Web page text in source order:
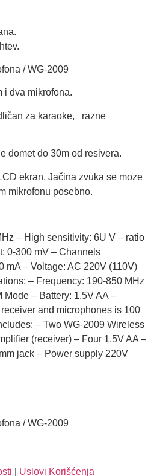
/ WG-2009
i dva mikrofona.
za karaoke, razne
domet do 30m od resivera.
ekran. Jačina zvuka se moze
mikrofonu posebno.
– High sensitivity: 6U V – ratio
0-300 mV – Channels
mA – Voltage: AC 220V (110V)
– Frequency: 190-850 MHz
Mode – Battery: 1.5V AA –
and microphones is 100
– Two WG-2009 Wireless
(receiver) – Four 1.5V AA –
jack – Power supply 220V
/ WG-2009
Uslovi Korišćenja